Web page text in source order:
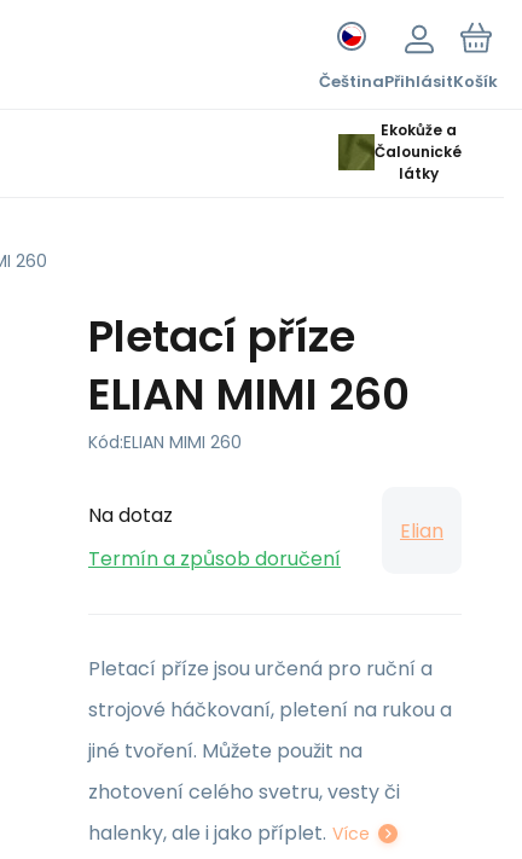
ČeštinaPřihlásitKošík
Ekokůže a
Čalounické
látky
260
Pletací příze
ELIAN MIMI 260
Kód:ELIAN MIMI 260
Na dotaz
Termín a způsob doručení
Elian
Pletací příze jsou určená pro ruční a
strojové háčkovaní, pletení na rukou a
jiné tvoření. Můžete použit na
zhotovení celého svetru, vesty či
halenky, ale i jako příplet. Více